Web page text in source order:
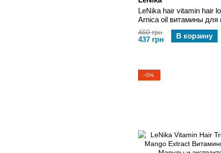
LeNika hair vitamin hair
Arnica oil витамины для
маслом и маслом
460 грн
437 грн В корзину
−5%